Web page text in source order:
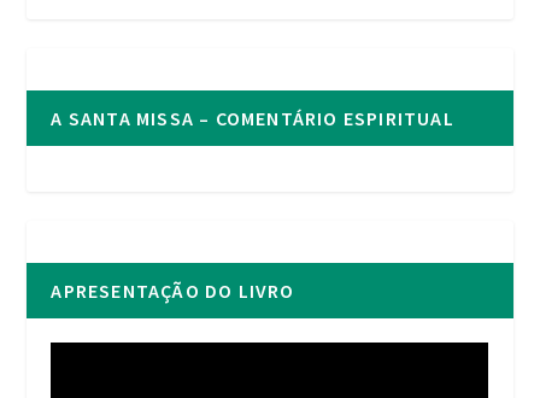
A SANTA MISSA – COMENTÁRIO ESPIRITUAL
APRESENTAÇÃO DO LIVRO